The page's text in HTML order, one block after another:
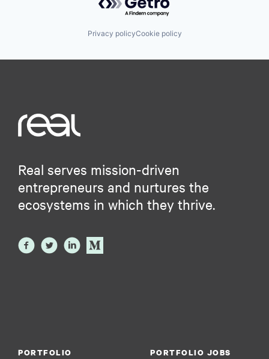
Privacy policyCookie policy
Real serves mission-driven
entrepreneurs and nurtures the
ecosystems in which they thrive.
PORTFOLIO PORTFOLIO JOBS